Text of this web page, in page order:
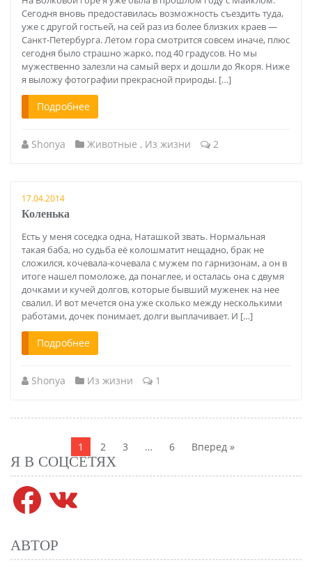
Сегодня вновь предоставилась возможность съездить туда,
уже с другой гостьей, на сей раз из более близких краев —
Санкт-Петербурга. Летом гора смотрится совсем иначе, плюс
сегодня было страшно жарко, под 40 градусов. Но мы
мужественно залезли на самый верх и дошли до Якоря. Ниже
я выложу фотографии прекрасной природы. […]
Подробнее
Shonya Животные , Из жизни 2
17.04.2014
Коленька
Есть у меня соседка одна, Наташкой звать. Нормальная
такая баба, но судьба её колошматит нещадно, брак не
сложился, кочевала-кочевала с мужем по гарнизонам, а он в
итоге нашел помоложе, да понаглее, и осталась она с двумя
дочками и кучей долгов, которые бывший муженек на нее
свалил. И вот мечется она уже сколько между несколькими
работами, дочек понимает, долги выплачивает. И […]
Подробнее
Shonya Из жизни 1
записям
1 2 3 … 6 Вперед »
Я В СОЦСЕТЯХ
Facebook
АВТОР